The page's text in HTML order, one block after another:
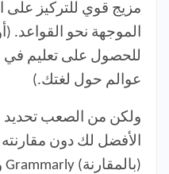
مزيج قوي للتركيز على
الموجهة نحو
للحصول على تعليم في
عوالم حول لغتك.)
الأفضل لك دون مقارنته